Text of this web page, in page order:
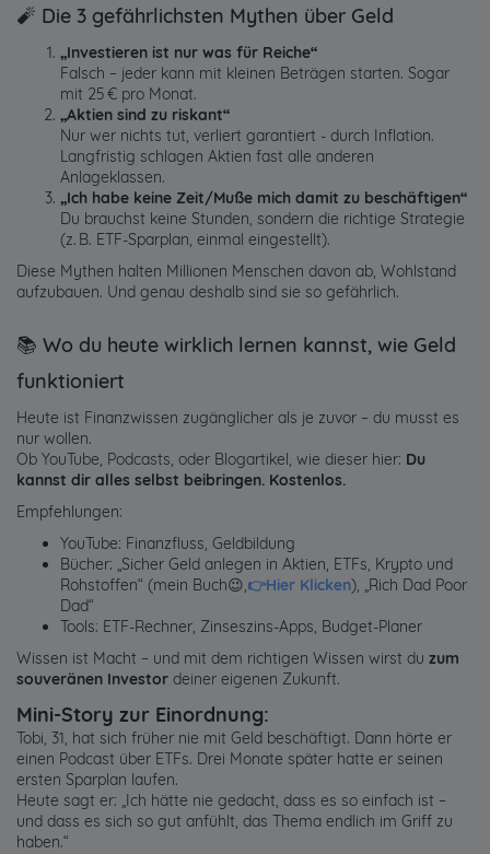
🧨 Die 3 gefährlichsten Mythen über Geld
„Investieren ist nur was für Reiche“
Falsch – jeder kann mit kleinen Beträgen starten. Sogar
mit 25 € pro Monat.
„Aktien sind zu riskant“
Nur wer nichts tut, verliert garantiert - durch Inflation.
Langfristig schlagen Aktien fast alle anderen
Anlageklassen.
„Ich habe keine Zeit/Muße mich damit zu beschäftigen“
Du brauchst keine Stunden, sondern die richtige Strategie
(z. B. ETF-Sparplan, einmal eingestellt).
Diese Mythen halten Millionen Menschen davon ab, Wohlstand
aufzubauen. Und genau deshalb sind sie so gefährlich.
📚 Wo du heute wirklich lernen kannst, wie Geld
funktioniert
Heute ist Finanzwissen zugänglicher als je zuvor – du musst es
nur wollen.
Ob YouTube, Podcasts, oder Blogartikel, wie dieser hier: Du
kannst dir alles selbst beibringen. Kostenlos.
Empfehlungen:
YouTube: Finanzfluss, Geldbildung
Bücher: „Sicher Geld anlegen in Aktien, ETFs, Krypto und
Rohstoffen“ (mein Buch😉,👉Hier Klicken), „Rich Dad Poor
Dad“
Tools: ETF-Rechner, Zinseszins-Apps, Budget-Planer
Wissen ist Macht – und mit dem richtigen Wissen wirst du zum
souveränen Investor deiner eigenen Zukunft.
Mini-Story zur Einordnung:
Tobi, 31, hat sich früher nie mit Geld beschäftigt. Dann hörte er
einen Podcast über ETFs. Drei Monate später hatte er seinen
ersten Sparplan laufen.
Heute sagt er: „Ich hätte nie gedacht, dass es so einfach ist –
und dass es sich so gut anfühlt, das Thema endlich im Griff zu
haben.“